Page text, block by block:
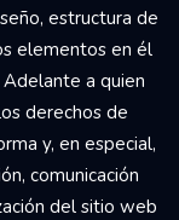
estructura de
elementos en él
a quien
derechos de
y, en especial,
comunicación
del sitio web